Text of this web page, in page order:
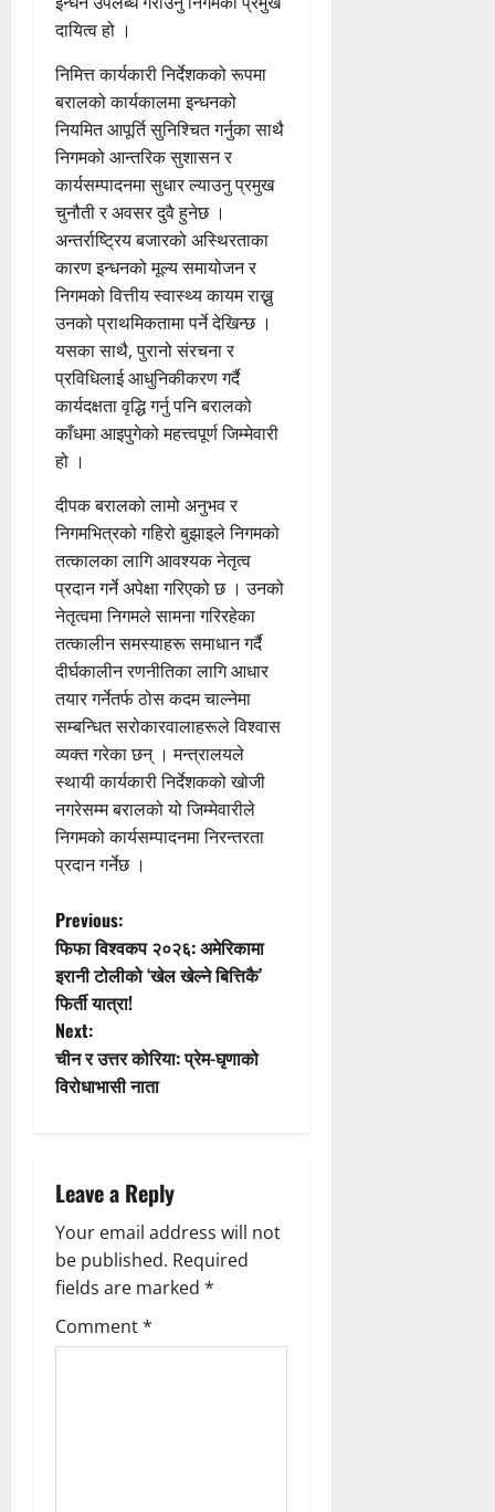
दायित्व हो ।
निमित्त कार्यकारी निर्देशकको रूपमा
बरालको कार्यकालमा इन्धनको
नियमित आपूर्ति सुनिश्चित गर्नुका साथै
निगमको आन्तरिक सुशासन र
कार्यसम्पादनमा सुधार ल्याउनु प्रमुख
चुनौती र अवसर दुवै हुनेछ ।
अन्तर्राष्ट्रिय बजारको अस्थिरताका
कारण इन्धनको मूल्य समायोजन र
निगमको वित्तीय स्वास्थ्य कायम राख्नु
उनको प्राथमिकतामा पर्ने देखिन्छ ।
यसका साथै, पुरानो संरचना र
प्रविधिलाई आधुनिकीकरण गर्दै
कार्यदक्षता वृद्धि गर्नु पनि बरालको
काँधमा आइपुगेको महत्त्वपूर्ण जिम्मेवारी
हो ।
दीपक बरालको लामो अनुभव र
निगमभित्रको गहिरो बुझाइले निगमको
तत्कालका लागि आवश्यक नेतृत्व
प्रदान गर्ने अपेक्षा गरिएको छ । उनको
नेतृत्वमा निगमले सामना गरिरहेका
तत्कालीन समस्याहरू समाधान गर्दै
दीर्घकालीन रणनीतिका लागि आधार
तयार गर्नेतर्फ ठोस कदम चाल्नेमा
सम्बन्धित सरोकारवालाहरूले विश्वास
व्यक्त गरेका छन् । मन्त्रालयले
स्थायी कार्यकारी निर्देशकको खोजी
नगरेसम्म बरालको यो जिम्मेवारीले
निगमको कार्यसम्पादनमा निरन्तरता
प्रदान गर्नेछ ।
P
o
s
t
v
i
g
a
Previous:
फिफा विश्वकप २०२६: अमेरिकामा
इरानी टोलीको ‘खेल खेल्ने बित्तिकै’
फिर्ती यात्रा!
Next:
चीन र उत्तर कोरिया: प्रेम-घृणाको
विरोधाभासी नाता
Leave a Reply
Your email address will not
be published. Required
fields are marked *
Comment*